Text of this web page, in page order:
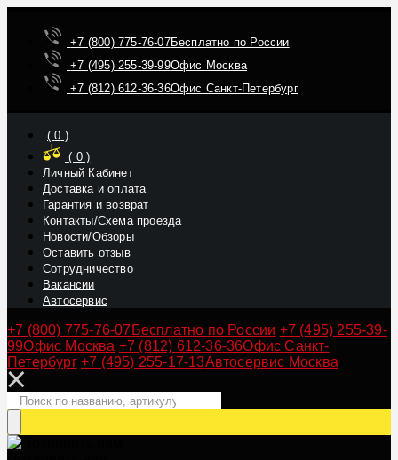
+7 (800) 775-76-07Бесплатно по России
+7 (495) 255-39-99Офис Москва
+7 (812) 612-36-36Офис Санкт-Петербург
(0 )
( 0)
Личный Кабинет
Доставка и оплата
Гарантия и возврат
Контакты/Схема проезда
Новости/Обзоры
Оставить отзыв
Сотрудничество
Вакансии
Автосервис
+7 (800) 775-76-07 Бесплатно по России +7 (495) 255-39-
99Офис Москва +7 (812) 612-36-36Офис Санкт-
Петербург +7 (495) 255-17-13Автосервис Москва